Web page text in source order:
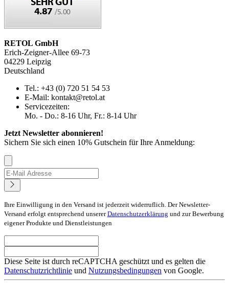
RETOL GmbH
Erich-Zeigner-Allee 69-73
04229 Leipzig
Deutschland
Tel.: +43 (0) 720 51 54 53
E-Mail: kontakt@retol.at
Servicezeiten:
Mo. - Do.: 8-16 Uhr, Fr.: 8-14 Uhr
Jetzt Newsletter abonnieren!
Sichern Sie sich einen 10% Gutschein für Ihre Anmeldung:
Ihre Einwilligung in den Versand ist jederzeit widerruflich. Der Newsletter-
Versand erfolgt entsprechend unsererDatenschutzerklärung und zur Bewerbung
eigener Produkte und Dienstleistungen
Diese Seite ist durch reCAPTCHA geschützt und es gelten die
Datenschutzrichtlinie und Nutzungsbedingungen von Google.